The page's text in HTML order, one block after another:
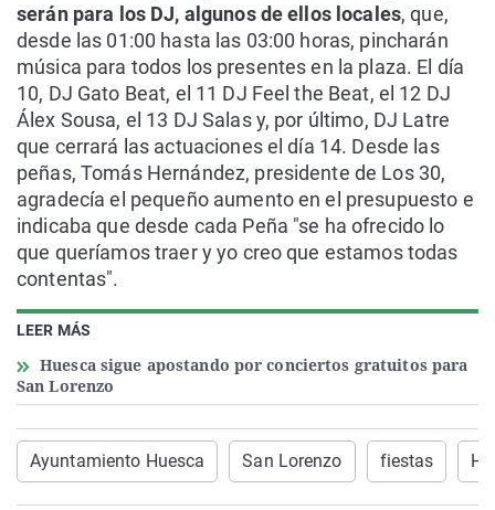
LEER MÁS
Huesca sigue apostando por conciertos gratuitos para
San Lorenzo
serán para los DJ, algunos de ellos locales, que,
desde las 01:00 hasta las 03:00 horas, pincharán
música para todos los presentes en la plaza. El día
10, DJ Gato Beat, el 11 DJ Feel the Beat, el 12 DJ
Álex Sousa, el 13 DJ Salas y, por último, DJ Latre
que cerrará las actuaciones el día 14. Desde las
peñas, Tomás Hernández, presidente de Los 30,
agradecía el pequeño aumento en el presupuesto e
indicaba que desde cada Peña "se ha ofrecido lo
que queríamos traer y yo creo que estamos todas
contentas".
Ayuntamiento Huesca San Lorenzo fiestas